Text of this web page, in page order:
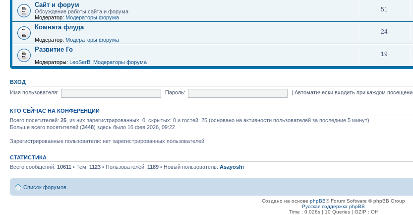
Сайт и форум
Обсуждение работы сайта и форума
Модератор: Модераторы форума
51
Комната флуда
Модератор: Модераторы форума
24
Развитие Го
Модераторы: LeoSerB Модераторы форума
19
ВХОД
Имя пользователя:
Пароль: |Автоматически входить при каждом
КТО СЕЙЧАС НА КОНФЕРЕНЦИИ
Всего посетителей: 25 , из них зарегистрированных: 0, скрытых: 0 и гостей: 25 (основано на активности пользователей за последние 5 минут)
Больше всего посетителей (3448) здесь было 16 фев 2026, 09:22
Зарегистрированные пользователи: нет зарегистрированных пользователей
СТАТИСТИКА
Всего сообщений: 10611 • Тем: 1123 • Пользователей: 1189 • Новый пользователь: Asayoshi
Список форумов
Создано на основе phpBB® Forum Software © phpBB Group
Русская поддержка phpBB
Time : 0.026s | 10 Queries | GZIP : Off